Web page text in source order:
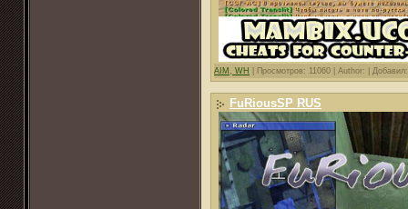
AIM, WH Просмотров: 11060 | Author: |
FuRiousSP RUS